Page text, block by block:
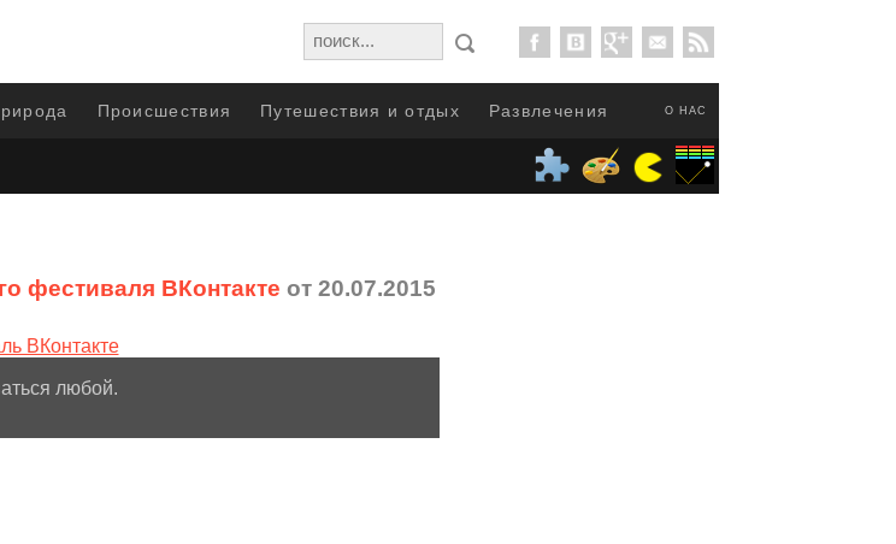
О НАС
Происшествия Путешествия и отдых Развлечения
фестиваля ВКонтакте от 20.07.2015
любой.